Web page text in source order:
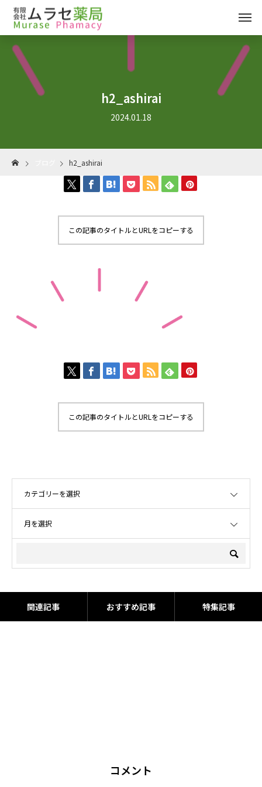
h2_ashirai
2024.01.18
h2_ashirai
この記事のタイトルとURLをコピーする
この記事のタイトルとURLをコピーする
OPEN
OPEN
関連記事 おすすめ記事 特集記事
コメント